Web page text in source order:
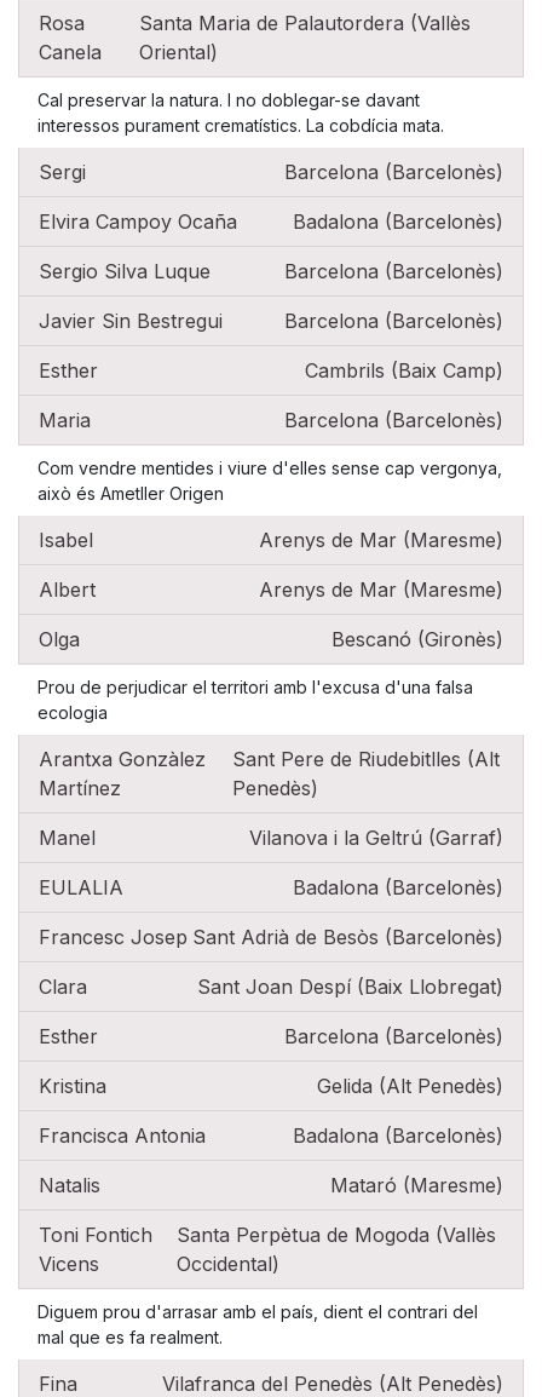
Rosa
Canela
Santa Maria de Palautordera (Vallès
Oriental)
Cal preservar la natura. I no doblegar-se davant
interessos purament crematístics. La cobdícia mata.
Sergi Barcelona (Barcelonès)
Elvira Campoy Ocaña Badalona (Barcelonès)
Sergio Silva Luque Barcelona (Barcelonès)
Javier Sin Bestregui Barcelona (Barcelonès)
Esther Cambrils (Baix Camp)
Maria Barcelona (Barcelonès)
Com vendre mentides i viure d'elles sense cap vergonya,
això és Ametller Origen
Isabel Arenys de Mar (Maresme)
Albert Arenys de Mar (Maresme)
Olga Bescanó (Gironès)
Prou de perjudicar el territori amb l'excusa d'una falsa
ecologia
Arantxa Gonzàlez
Martínez
Sant Pere de Riudebitlles (Alt
Penedès)
Manel Vilanova i la Geltrú (Garraf)
EULALIA Badalona (Barcelonès)
Francesc Josep Sant Adrià de Besòs (Barcelonès)
Clara Sant Joan Despí (Baix Llobregat)
Esther Barcelona (Barcelonès)
Kristina Gelida (Alt Penedès)
Francisca Antonia Badalona (Barcelonès)
Natalis Mataró (Maresme)
Toni Fontich
Vicens
Santa Perpètua de Mogoda (Vallès
Occidental)
Diguem prou d'arrasar amb el país, dient el contrari del
mal que es fa realment.
Fina Vilafranca del Penedès (Alt Penedès)